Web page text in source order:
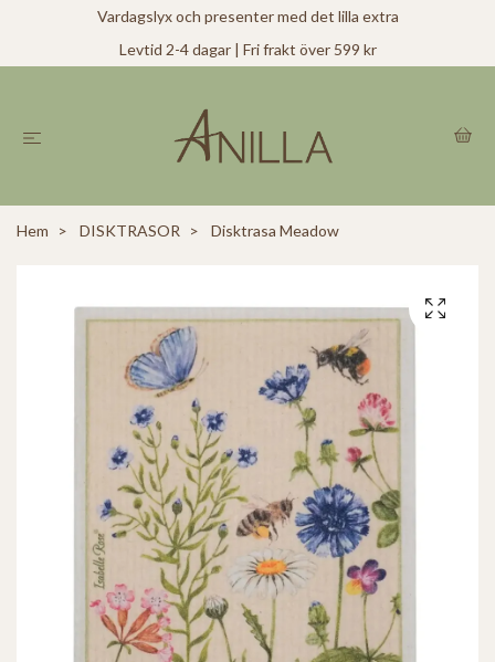
Vardagslyx och presenter med det lilla extra
Levtid 2-4 dagar | Fri frakt över 599 kr
Hem DISKTRASOR Disktrasa Meadow